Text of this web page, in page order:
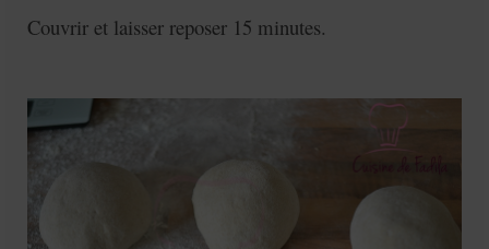
Couvrir et laisser reposer 15 minutes.